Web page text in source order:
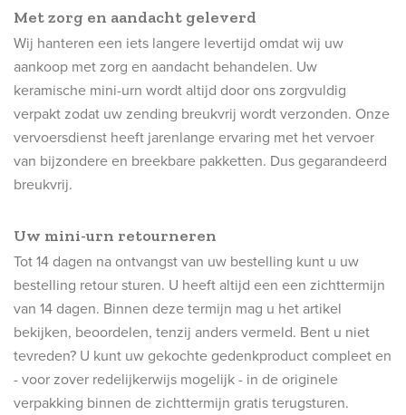
Met zorg en aandacht geleverd
Wij hanteren een iets langere levertijd omdat wij uw
aankoop met zorg en aandacht behandelen. Uw
keramische mini-urn wordt altijd door ons zorgvuldig
verpakt zodat uw zending breukvrij wordt verzonden. Onze
vervoersdienst heeft jarenlange ervaring met het vervoer
van bijzondere en breekbare pakketten. Dus gegarandeerd
breukvrij.
Uw mini-urn retourneren
Tot 14 dagen na ontvangst van uw bestelling kunt u uw
bestelling retour sturen. U heeft altijd een een zichttermijn
van 14 dagen. Binnen deze termijn mag u het artikel
bekijken, beoordelen, tenzij anders vermeld. Bent u niet
tevreden? U kunt uw gekochte gedenkproduct compleet en
- voor zover redelijkerwijs mogelijk - in de originele
verpakking binnen de zichttermijn gratis terugsturen.